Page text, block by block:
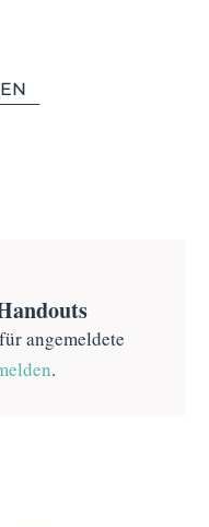
angemeldete
.